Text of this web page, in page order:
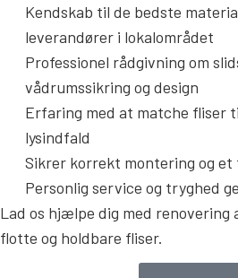
Kendskab til de bedste
leverandører i lokalområdet
Professionel rådgivning om
vådrumssikring og design
Erfaring med at matche fliser
lysindfald
Sikrer korrekt montering og
Personlig service og tryghed
Lad os hjælpe dig med renovering
flotte og holdbare fliser.